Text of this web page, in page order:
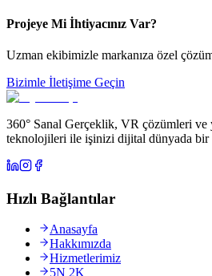
Projeye Mi İhtiyacınız Var?
Uzman ekibimizle markanıza özel
Bizimle İletişime Geçin
360° Sanal Gerçeklik, VR çözümleri ve
teknolojileri ile işinizi dijital dünyada bir
Hızlı Bağlantılar
Anasayfa
Hakkımızda
Hizmetlerimiz
5N 2K